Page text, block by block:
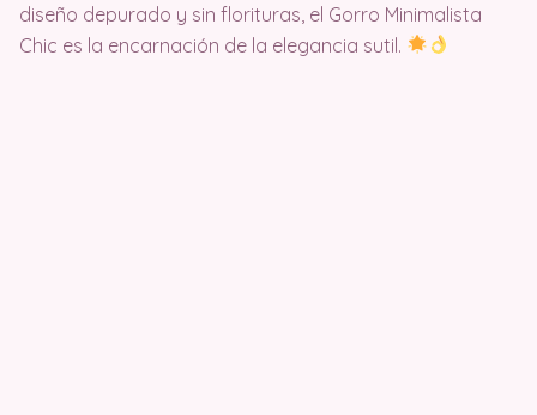
diseño depurado y sin florituras, el Gorro Minimalista
Chic es la encarnación de la elegancia sutil.